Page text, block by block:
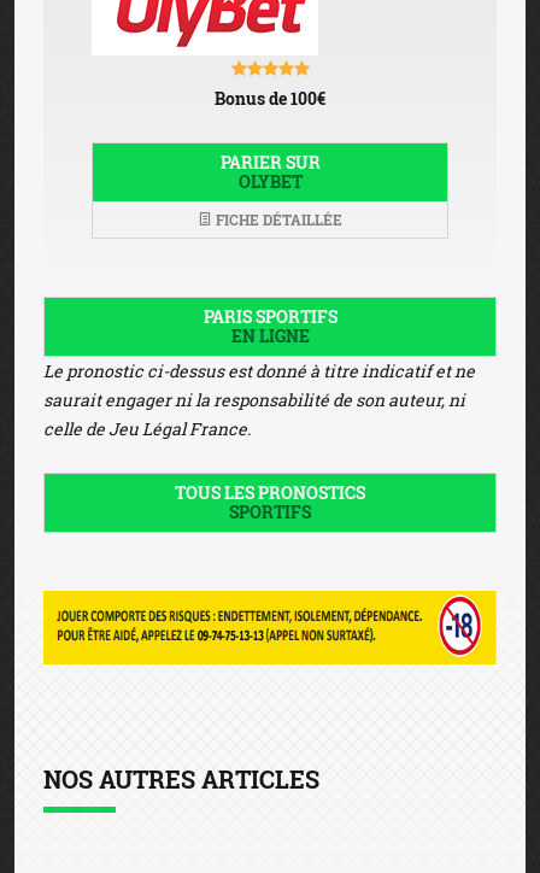
Bonus de 100€
PARIER SUR
OLYBET
FICHE DÉTAILLÉE
PARIS SPORTIFS
EN LIGNE
Le pronostic ci-dessus est donné à titre indicatif et ne
saurait engager ni la responsabilité de son auteur, ni
celle de Jeu Légal France.
TOUS LES PRONOSTICS
SPORTIFS
NOS AUTRES ARTICLES